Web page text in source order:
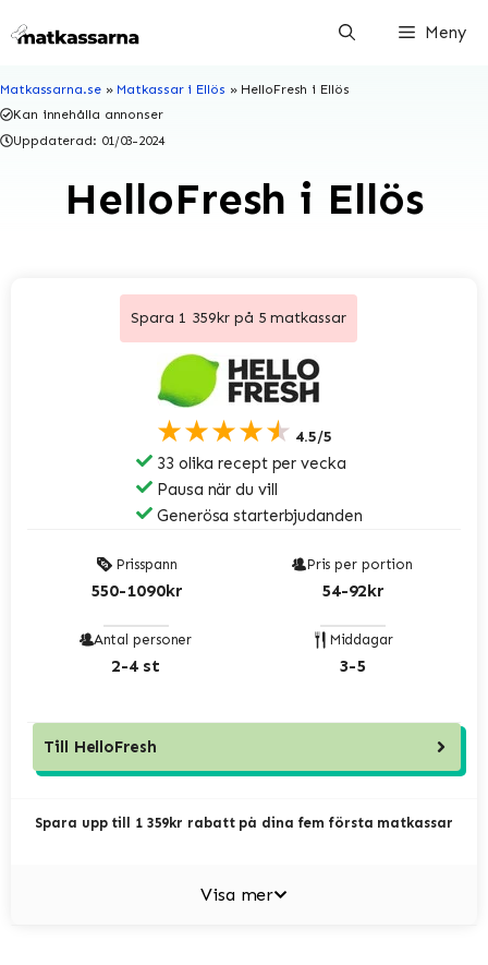
till
Meny
Matkassarna.se» Matkassar i Ellös » HelloFresh i Ellös
Kan innehålla annonser
Uppdaterad: 01/03-2024
HelloFresh i Ellös
Spara 1 359kr på 5 matkassar
★★★★★ 4.5/5
33 olika recept per vecka
Pausa när du vill
Generösa starterbjudanden
Prisspann
550-1090kr
Pris per portion
54-92kr
Antal personer
2-4 st
Middagar
3-5
Till HelloFresh
Spara upp till 1 359kr rabatt på dina fem första matkassar
Visa mer